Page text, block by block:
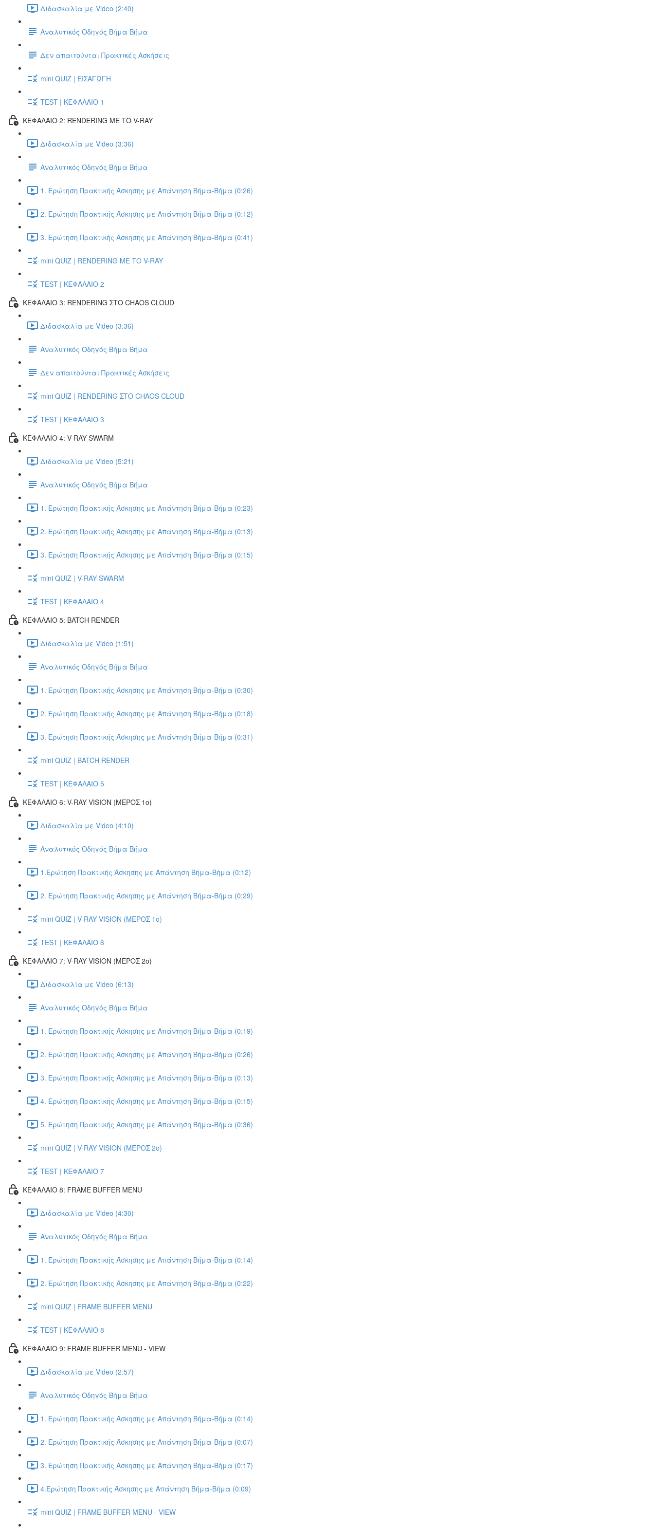
Διδασκαλία με Video (2:40)
Αναλυτικός Οδηγός Βήμα Βήμα
Δεν απαιτούνται Πρακτικές Ασκήσεις
mini QUIZ | ΕΙΣΑΓΩΓΗ
TEST | ΚΕΦΑΛΑΙΟ 1
ΚΕΦΑΛΑΙΟ 2: RENDERING ΜΕ ΤΟ V-RAY
Διδασκαλία με Video (3:36)
Αναλυτικός Οδηγός Βήμα Βήμα
1. Ερώτηση Πρακτικής Άσκησης με Απάντηση Βήμα-Βήμα (0:26)
2. Ερώτηση Πρακτικής Άσκησης με Απάντηση Βήμα-Βήμα (0:12)
3. Ερώτηση Πρακτικής Άσκησης με Απάντηση Βήμα-Βήμα (0:41)
mini QUIZ | RENDERING ΜΕ ΤΟ V-RAY
TEST | ΚΕΦΑΛΑΙΟ 2
ΚΕΦΑΛΑΙΟ 3: RENDERING ΣΤΟ CHAOS CLOUD
Διδασκαλία με Video (3:36)
Αναλυτικός Οδηγός Βήμα Βήμα
Δεν απαιτούνται Πρακτικές Ασκήσεις
mini QUIZ | RENDERING ΣΤΟ CHAOS CLOUD
TEST | ΚΕΦΑΛΑΙΟ 3
ΚΕΦΑΛΑΙΟ 4: V-RAY SWARM
Διδασκαλία με Video (5:21)
Αναλυτικός Οδηγός Βήμα Βήμα
1. Ερώτηση Πρακτικής Άσκησης με Απάντηση Βήμα-Βήμα (0:23)
2. Ερώτηση Πρακτικής Άσκησης με Απάντηση Βήμα-Βήμα (0:13)
3. Ερώτηση Πρακτικής Άσκησης με Απάντηση Βήμα-Βήμα (0:15)
mini QUIZ | V-RAY SWARM
TEST | ΚΕΦΑΛΑΙΟ 4
ΚΕΦΑΛΑΙΟ 5: BATCH RENDER
Διδασκαλία με Video (1:51)
Αναλυτικός Οδηγός Βήμα Βήμα
1. Ερώτηση Πρακτικής Άσκησης με Απάντηση Βήμα-Βήμα (0:30)
2. Ερώτηση Πρακτικής Άσκησης με Απάντηση Βήμα-Βήμα (0:18)
3. Ερώτηση Πρακτικής Άσκησης με Απάντηση Βήμα-Βήμα (0:31)
mini QUIZ | BATCH RENDER
TEST | ΚΕΦΑΛΑΙΟ 5
ΚΕΦΑΛΑΙΟ 6: V-RAY VISION (ΜΕΡΟΣ 1ο)
Διδασκαλία με Video (4:10)
Αναλυτικός Οδηγός Βήμα Βήμα
1.Ερώτηση Πρακτικής Άσκησης με Απάντηση Βήμα-Βήμα (0:12)
2. Ερώτηση Πρακτικής Άσκησης με Απάντηση Βήμα-Βήμα (0:29)
mini QUIZ | V-RAY VISION (ΜΕΡΟΣ 1ο)
TEST | ΚΕΦΑΛΑΙΟ 6
ΚΕΦΑΛΑΙΟ 7: V-RAY VISION (ΜΕΡΟΣ 2ο)
Διδασκαλία με Video (6:13)
Αναλυτικός Οδηγός Βήμα Βήμα
1. Ερώτηση Πρακτικής Άσκησης με Απάντηση Βήμα-Βήμα (0:19)
2. Ερώτηση Πρακτικής Άσκησης με Απάντηση Βήμα-Βήμα (0:26)
3. Ερώτηση Πρακτικής Άσκησης με Απάντηση Βήμα-Βήμα (0:13)
4. Ερώτηση Πρακτικής Άσκησης με Απάντηση Βήμα-Βήμα (0:15)
5. Ερώτηση Πρακτικής Άσκησης με Απάντηση Βήμα-Βήμα (0:36)
mini QUIZ | V-RAY VISION (ΜΕΡΟΣ 2ο)
TEST | ΚΕΦΑΛΑΙΟ 7
ΚΕΦΑΛΑΙΟ 8: FRAME BUFFER MENU
Διδασκαλία με Video (4:30)
Αναλυτικός Οδηγός Βήμα Βήμα
1. Ερώτηση Πρακτικής Άσκησης με Απάντηση Βήμα-Βήμα (0:14)
2. Ερώτηση Πρακτικής Άσκησης με Απάντηση Βήμα-Βήμα (0:22)
mini QUIZ | FRAME BUFFER MENU
TEST | ΚΕΦΑΛΑΙΟ 8
ΚΕΦΑΛΑΙΟ 9: FRAME BUFFER MENU - VIEW
Διδασκαλία με Video (2:57)
Αναλυτικός Οδηγός Βήμα Βήμα
1. Ερώτηση Πρακτικής Άσκησης με Απάντηση Βήμα-Βήμα (0:14)
2. Ερώτηση Πρακτικής Άσκησης με Απάντηση Βήμα-Βήμα (0:07)
3. Ερώτηση Πρακτικής Άσκησης με Απάντηση Βήμα-Βήμα (0:17)
4.Ερώτηση Πρακτικής Άσκησης με Απάντηση Βήμα-Βήμα (0:09)
mini QUIZ | FRAME BUFFER MENU - VIEW